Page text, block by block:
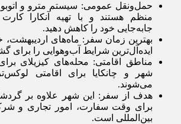
حمل‌ونقل عمومی: سیستم مترو و
منظم هستند و با تهیه آنکارا کارت
جابه‌جایی خود را کاهش دهید.
بهترین زمان سفر: ماه‌های اردیبهشت،
ایده‌آل‌ترین شرایط آب‌وهوایی را برای
مناطق اقامتی: محله‌های کیزیلای
شهر و چانکایا برای اقامتی
می‌شوند.
هدف از سفر: این شهر علاوه بر
برای وقت سفارت، امور تجاری و
بین‌المللی است.